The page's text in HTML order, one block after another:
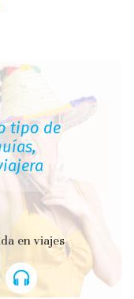
tipo de
en viajes